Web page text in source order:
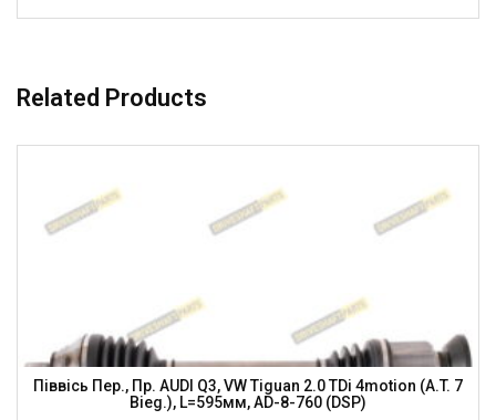
Related Products
Піввісь Пер., Пр. AUDI Q3, VW Tiguan 2.0 TDi 4motion (A.T. 7
Bieg.), L=595мм, AD-8-760 (DSP)